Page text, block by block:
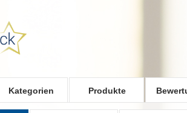
Kategorien Produkte